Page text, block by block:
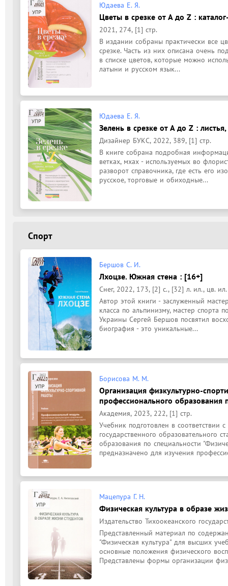
Юдаева Е. Я.
Цветы в срезке от A до Z :
2021, 274, [1] стр.
В издании собраны практически все
срезке. Часть из них описана очень
в списке цветов, которые можно
латыни и русском язык...
Юдаева Е. Я.
Зелень в срезке от A до Z :
Дизайнер БУКС, 2022, 389, [1] стр.
В книге собрана подробная
ветках, мхах - используемых во
разворот справочника, где есть его
русское, торговые и обиходные...
Спорт
Бершов С. И.
Лхоцзе. Южная стена : [16+]
Снег, 2022, 173, [2] с., [32] л. ил., цв. ил.
Автор этой книги - заслуженный
класса по альпинизму, мастер спорта
Украины Сергей Бершов посвятил
биография - это уникальные...
Борисова М. М.
Организация физкультурно-
профессионального образования
Академия, 2023, 222, [1] стр.
Учебник подготовлен в соответствии
государственного образовательного
образования по специальности
предназначено для изучения
Мацепура Г. Н.
Физическая культура в образе
Издательство Тихоокеанского
Представленный материал по
"Физическая культура" для высших
основные положения физического
Представлены формы организации